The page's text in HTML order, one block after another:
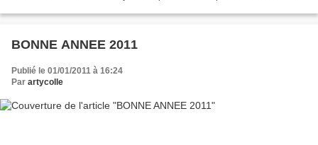
BONNE ANNEE 2011
Publié le 01/01/2011 à 16:24
Par artycolle